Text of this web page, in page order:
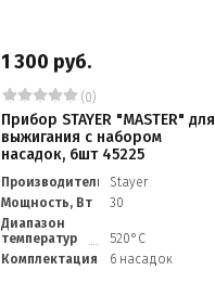
1 300 руб.
(0)
Прибор STAYER "MASTER" для
выжигания с набором
насадок, 6шт 45225
Производитель
Stayer
Мощность, Вт
30
Диапазон
температур
520°С
Комплектация
6 насадок